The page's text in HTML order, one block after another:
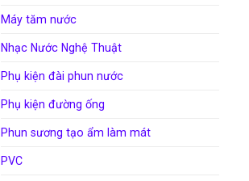
Máy tăm nước
Nhạc Nước Nghệ Thuật
Phụ kiện đài phun nước
Phụ kiện đường ống
Phun sương tạo ẩm làm mát
PVC